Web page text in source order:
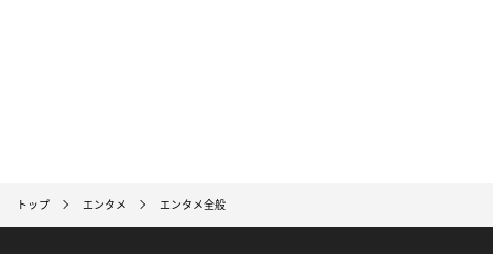
トップ エンタメ エンタメ全般